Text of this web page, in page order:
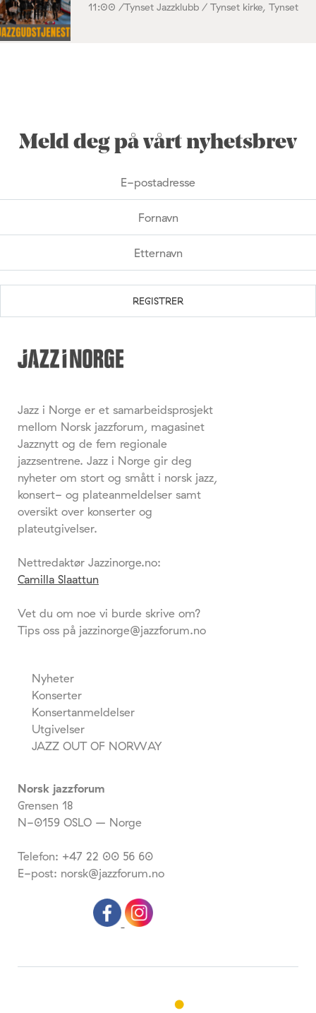
11:00 /Tynset Jazzklubb / Tynset kirke, Tynset
Meld deg på vårt nyhetsbrev
Jazz i Norge er et samarbeidsprosjekt
mellom Norsk jazzforum, magasinet
Jazznytt og de fem regionale
jazzsentrene. Jazz i Norge gir deg
nyheter om stort og smått i norsk jazz,
konsert- og plateanmeldelser samt
oversikt over konserter og
plateutgivelser.
Nettredaktør Jazzinorge.no:
Camilla Slaattun
Vet du om noe vi burde skrive om?
Tips oss på jazzinorge@jazzforum.no
Nyheter
Konserter
Konsertanmeldelser
Utgivelser
JAZZ OUT OF NORWAY
Norsk jazzforum
Grensen 18
N-0159 OSLO – Norge
Telefon: +47 22 00 56 60
E-post: norsk@jazzforum.no